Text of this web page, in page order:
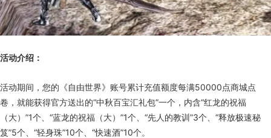
活动介绍：
活动期间，您的《自由世界》账号累计充值额度每满50000点商城点
卷，就能获得官方送出的“中秋百宝汇礼包”一个，内含“红龙的祝福
（大）”1个、“蓝龙的祝福（大）”1个、“先人的教训”3个、“释放极速秘
笈”5个、“轻身珠”10个、“快速酒”10个。